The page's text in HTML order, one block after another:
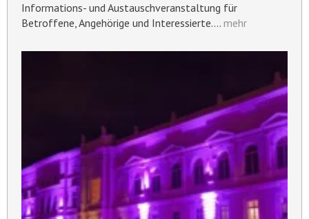
Informations- und Austauschveranstaltung für
Betroffene, Angehörige und Interessierte.… mehr